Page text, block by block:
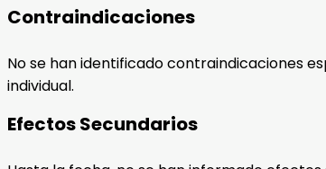
Contraindicaciones
No se han identificado contraindicaciones
individual.
Efectos Secundarios